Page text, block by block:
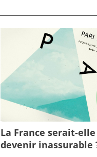
La France serait-
devenir inassurable